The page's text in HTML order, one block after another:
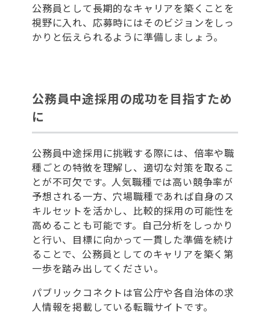
公務員として長期的なキャリアを築くことを
視野に入れ、応募時にはそのビジョンをしっ
かりと伝えられるように準備しましょう。
公務員中途採用の成功を目指すため
に
公務員中途採用に挑戦する際には、倍率や職
種ごとの特徴を理解し、適切な対策を取るこ
とが不可欠です。人気職種では高い競争率が
予想される一方、穴場職種であれば自身のス
キルセットを活かし、比較的採用の可能性を
高めることも可能です。自己分析をしっかり
と行い、目標に向かって一貫した準備を続け
ることで、公務員としてのキャリアを築く第
一歩を踏み出してください。
パブリックコネクトは官公庁や各自治体の求
人情報を掲載している転職サイトです。